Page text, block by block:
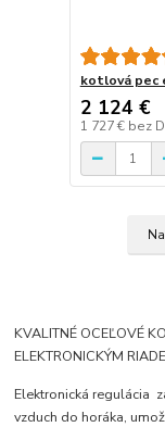
kotlová pec
2 124 €
1 727 € bez
KVALITNÉ OCEĽOVÉ
ELEKTRONICKÝM
Elektronická regulácia
vzduch do horáka,